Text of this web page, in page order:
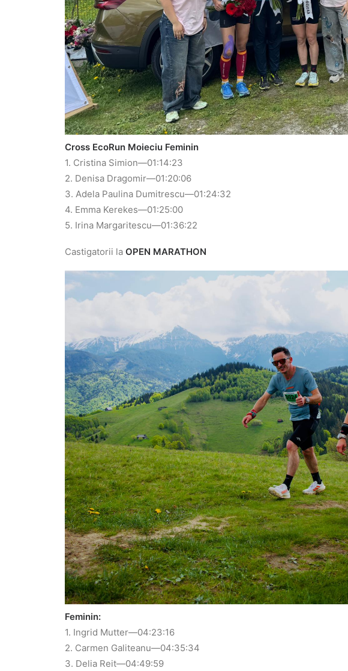
Cross EcoRun Moieciu Feminin
1. Cristina Simion—01:14:23
2. Denisa Dragomir—01:20:06
3. Adela Paulina Dumitrescu—01:24:32
4. Emma Kerekes—01:25:00
5. Irina Margaritescu—01:36:22
Castigatorii la OPEN MARATHON
Feminin:
1. Ingrid Mutter—04:23:16
2. Carmen Galiteanu—04:35:34
3. Delia Reit—04:49:59